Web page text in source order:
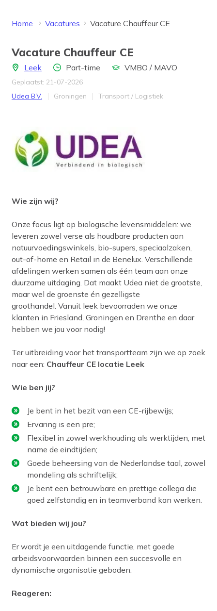
Home Vacatures Vacature Chauffeur CE
Vacature Chauffeur CE
LocatieLeek Aantal uren
Part-time Opleidingsniveau
VMBO / MAVO
Geplaatst: 21-07-2026
Bedrijf
Udea B.V. Provincie
Groningen Werkveld
Transport / Logistiek
Wie zijn wij?
Onze focus ligt op biologische levensmiddelen: we
leveren zowel verse als houdbare producten aan
natuurvoedingswinkels, bio-supers, speciaalzaken,
out-of-home en Retail in de Benelux. Verschillende
afdelingen werken samen als één team aan onze
duurzame uitdaging. Dat maakt Udea niet de grootste,
maar wel de groenste én gezelligste
groothandel. Vanuit leek bevoorraden we onze
klanten in Friesland, Groningen en Drenthe en daar
hebben we jou voor nodig!
Ter uitbreiding voor het transportteam zijn ­we op zoek
naar een: Chauffeur CE locatie Leek
Wie ben jij?
Je bent in het bezit van een CE-rijbewijs;
Ervaring is een pre;
Flexibel in zowel werkhouding als werktijden, met
name de eindtijden;
Goede beheersing van de Nederlandse taal, zowel
mondeling als schriftelijk;
Je bent een betrouwbare en prettige collega die
goed zelfstandig en in teamverband kan werken.
Wat bieden wij jou?
Er wordt je een uitdagende functie, met goede
arbeidsvoorwaarden binnen een succesvolle en
dynamische organisatie geboden.
Reageren: